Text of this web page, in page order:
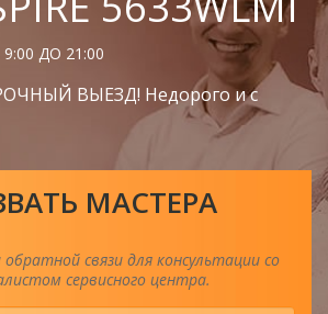
ДО 21:00
ВЫЕЗД! Недорого и с
МАСТЕРА
связи для консультации со
сервисного центра.